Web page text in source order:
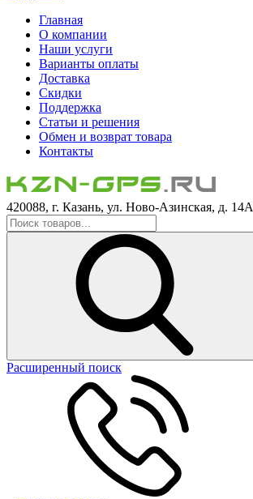
Главная
О компании
Наши услуги
Варианты оплаты
Доставка
Скидки
Поддержка
Статьи и решения
Обмен и возврат товара
Контакты
420088, г. Казань, ул. Ново-Азинская, д. 14А
Расширенный поиск